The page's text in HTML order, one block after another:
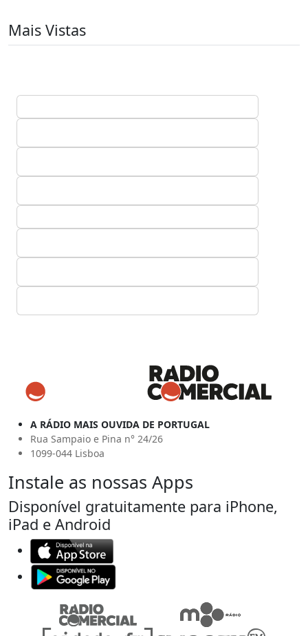
Mais Vistas
A RÁDIO MAIS OUVIDA DE PORTUGAL
Rua Sampaio e Pina n° 24/26
1099-044 Lisboa
Instale as nossas Apps
Disponível gratuitamente para iPhone,
iPad e Android